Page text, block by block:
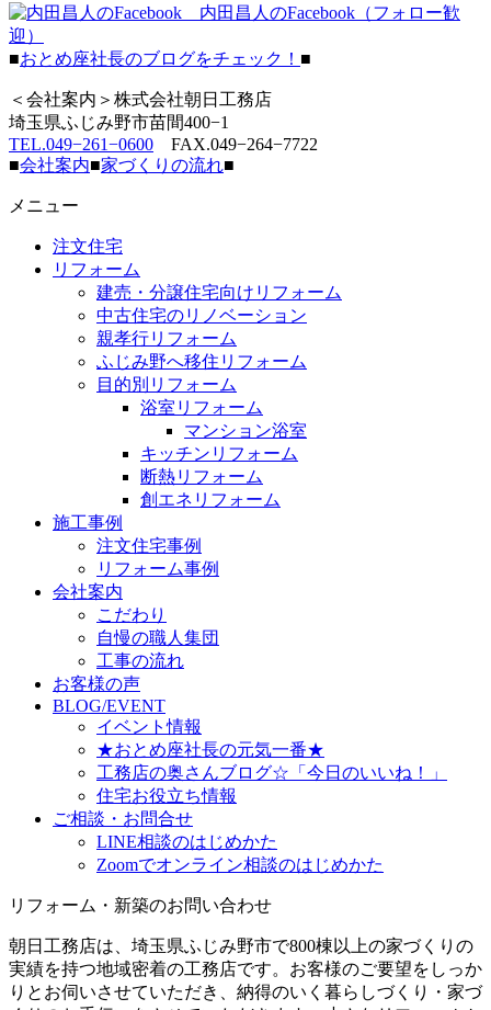
内田昌人のFacebook（フォロー歓
迎）
■おとめ座社長のブログをチェック！ ■
＜会社案内＞株式会社朝日工務店
埼玉県ふじみ野市苗間400−1
TEL.049−261−0600 FAX.049−264−7722
■会社案内■家づくりの流れ■
メニュー
注文住宅
リフォーム
建売・分譲住宅向けリフォーム
中古住宅のリノベーション
親孝行リフォーム
ふじみ野へ移住リフォーム
目的別リフォーム
浴室リフォーム
マンション浴室
キッチンリフォーム
断熱リフォーム
創エネリフォーム
施工事例
注文住宅事例
リフォーム事例
会社案内
こだわり
自慢の職人集団
工事の流れ
お客様の声
BLOG/EVENT
イベント情報
★おとめ座社長の元気一番★
工務店の奥さんブログ☆「今日のいいね！」
住宅お役立ち情報
ご相談・お問合せ
LINE相談のはじめかた
Zoomでオンライン相談のはじめかた
リフォーム・新築のお問い合わせ
朝日工務店は、埼玉県ふじみ野市で800棟以上の家づくりの
実績を持つ地域密着の工務店です。お客様のご要望をしっか
りとお伺いさせていただき、納得のいく暮らしづくり・家づ